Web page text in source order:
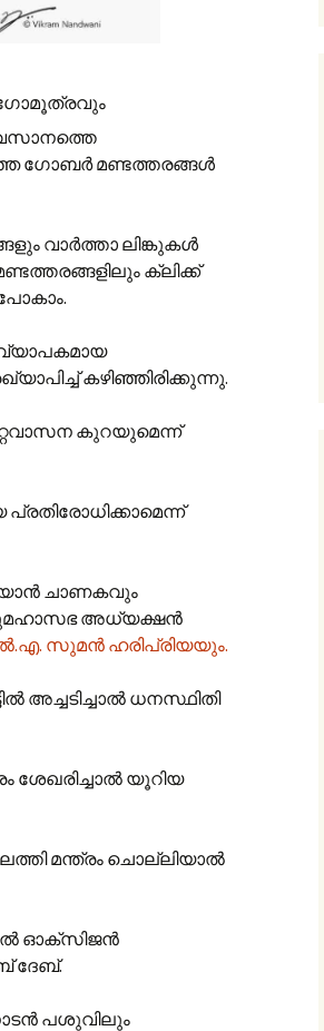
ഗോമൂത്രവും
ഗോബർ മണ്ടത്തരങ്ങൾ
വാർത്താ ലിങ്കുകൾ
ക്ലിക്ക്
കഴിഞ്ഞിരിക്കുന്നു.
കുറയുമെന്ന്
ചാണകവും
അധ്യക്ഷൻ‍
സുമൻ ഹരിപ്രിയയും.
അച്ചടിച്ചാൽ ധനസ്ഥിതി
ശേഖരിച്ചാൽ യൂറിയ
മന്ത്രം ചൊല്ലിയാൽ
ഓക്‌സിജൻ
ദേബ്.
പശുവിലും